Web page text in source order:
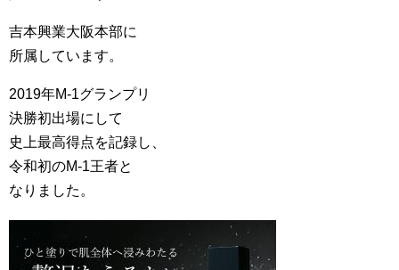
吉本興業大阪本部に
所属しています。
2019年M-1グランプリ
決勝初出場にして
史上最高得点を記録し、
令和初のM-1王者と
なりました。